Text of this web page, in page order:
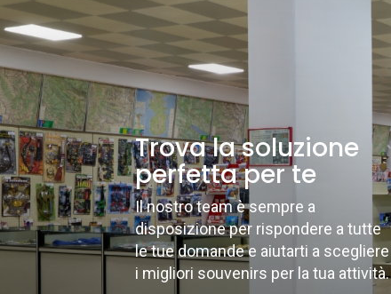
Trova la soluzione
perfetta per te
Il nostro team è sempre a
disposizione per rispondere a tutte
le tue domande e aiutarti a scegliere
i migliori souvenirs per la tua attività.